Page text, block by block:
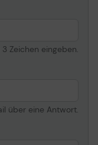
Zeichen eingeben.
über eine Antwort.